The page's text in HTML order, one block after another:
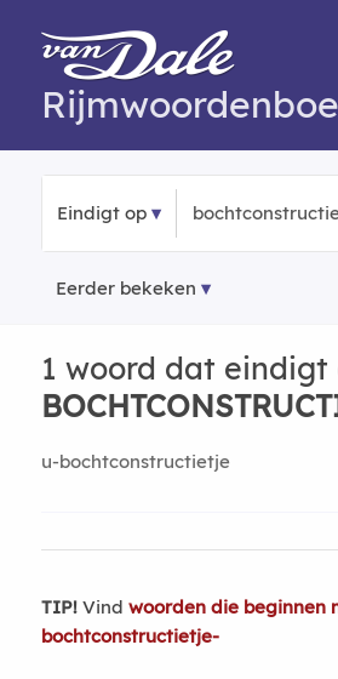
Eindigt op
Eerder bekeken
1 woord dat eindigt
u-bochtconstructietje
TIP!Vind woorden die beginnen
bochtconstructietje-